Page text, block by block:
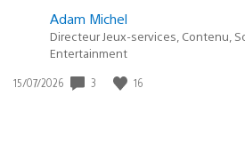
Adam Michel
Directeur Jeux-services, Contenu,
Entertainment
Date
15/07/2026 3 16